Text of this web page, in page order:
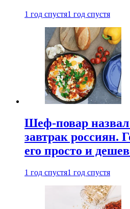
1 год спустя1 год спустя
Шеф-повар
завтрак россиян.
его просто и
1 год спустя1 год спустя